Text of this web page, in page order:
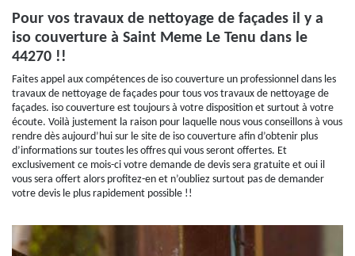
Pour vos travaux de nettoyage de façades il y a
iso couverture à Saint Meme Le Tenu dans le
44270 !!
Faites appel aux compétences de iso couverture un professionnel dans les
travaux de nettoyage de façades pour tous vos travaux de nettoyage de
façades. iso couverture est toujours à votre disposition et surtout à votre
écoute. Voilà justement la raison pour laquelle nous vous conseillons à vous
rendre dès aujourd’hui sur le site de iso couverture afin d’obtenir plus
d’informations sur toutes les offres qui vous seront offertes. Et
exclusivement ce mois-ci votre demande de devis sera gratuite et oui il
vous sera offert alors profitez-en et n’oubliez surtout pas de demander
votre devis le plus rapidement possible !!